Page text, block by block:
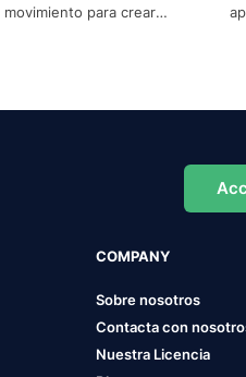
movimiento para crear
COMPANY
Sobre nosotros
Contacta con
Nuestra Licencia